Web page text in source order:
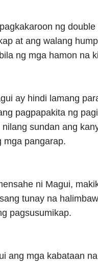
ng
at ang walang
ng mga hamon na
ay hindi lamang
pagpapakita ng
sundan ang
mga pangarap.
ni Magui,
tunay na
pagsusumikap.
ang mga kabataan